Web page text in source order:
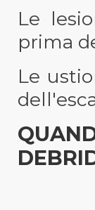
Le
prima
Le